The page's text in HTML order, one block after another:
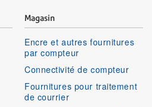
Magasin
Encre et autres fournitures
par compteur
Connectivité de compteur
Fournitures pour traitement
de courrier